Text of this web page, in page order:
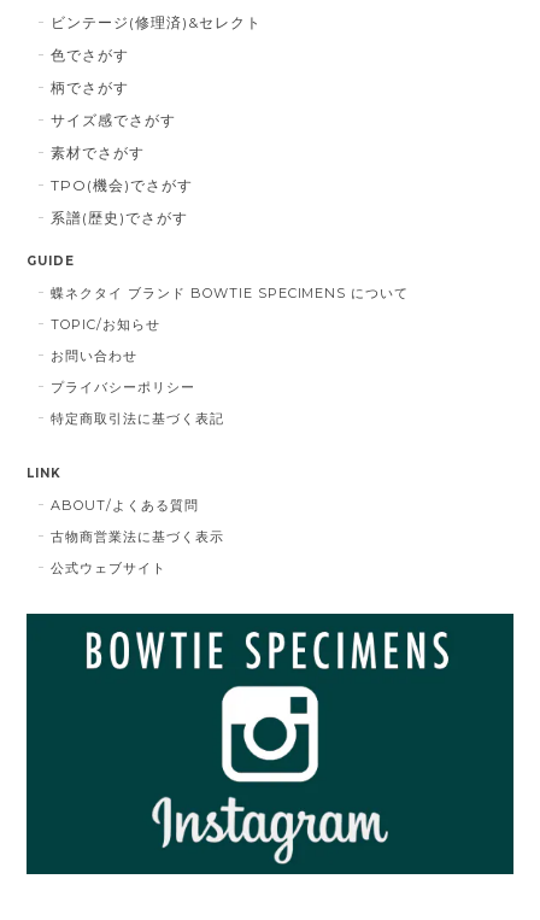
ビンテージ(修理済)&セレクト
色でさがす
柄でさがす
サイズ感でさがす
素材でさがす
TPO(機会)でさがす
系譜(歴史)でさがす
GUIDE
蝶ネクタイ ブランド BOWTIE SPECIMENS について
TOPIC/お知らせ
お問い合わせ
プライバシーポリシー
特定商取引法に基づく表記
LINK
ABOUT/よくある質問
古物商営業法に基づく表示
公式ウェブサイト